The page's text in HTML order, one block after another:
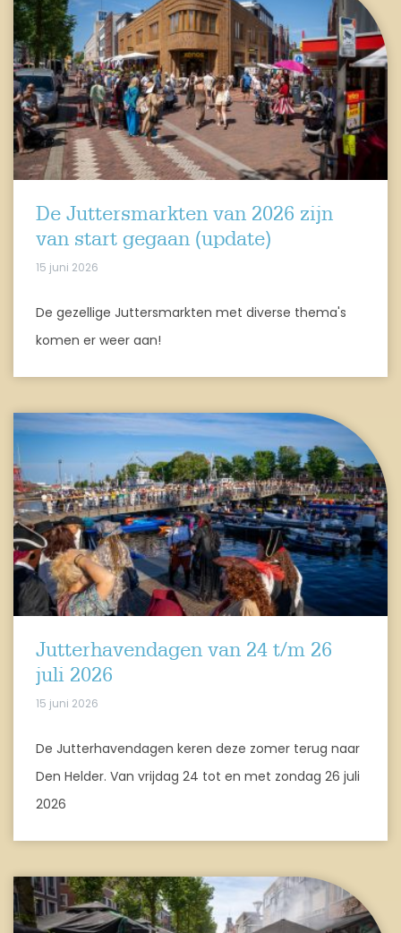
De Juttersmarkten van 2026 zijn
van start gegaan (update)
15 juni 2026
De gezellige Juttersmarkten met diverse thema's
komen er weer aan!
Jutterhavendagen van 24 t/m 26
juli 2026
15 juni 2026
De Jutterhavendagen keren deze zomer terug naar
Den Helder. Van vrijdag 24 tot en met zondag 26 juli
2026